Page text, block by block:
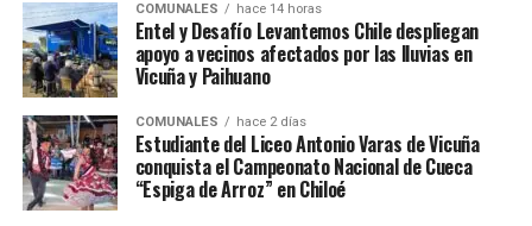
COMUNALES hace 14 horas
Entel y Desafío Levantemos Chile despliegan
apoyo a vecinos afectados por las lluvias en
Vicuña y Paihuano
COMUNALES hace 2 días
Estudiante del Liceo Antonio Varas de Vicuña
conquista el Campeonato Nacional de Cueca
“Espiga de Arroz” en Chiloé